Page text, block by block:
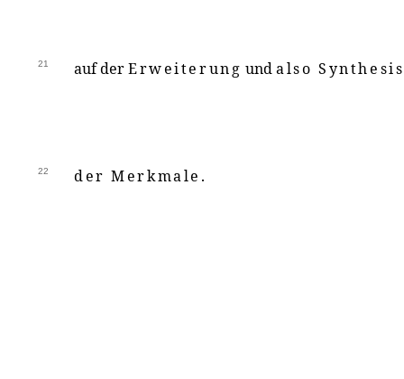
21 auf derErweiterung undalso Synthesis
22 der Merkmale .